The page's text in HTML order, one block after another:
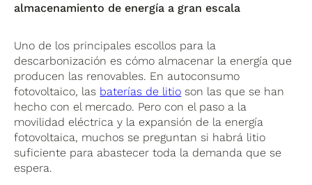
almacenamiento de energía a gran escala
Uno de los principales escollos para la
descarbonización es cómo almacenar la energía que
producen las renovables. En autoconsumo
fotovoltaico, las baterías de litio son las que se han
hecho con el mercado. Pero con el paso a la
movilidad eléctrica y la expansión de la energía
fotovoltaica, muchos se preguntan si habrá litio
suficiente para abastecer toda la demanda que se
espera.